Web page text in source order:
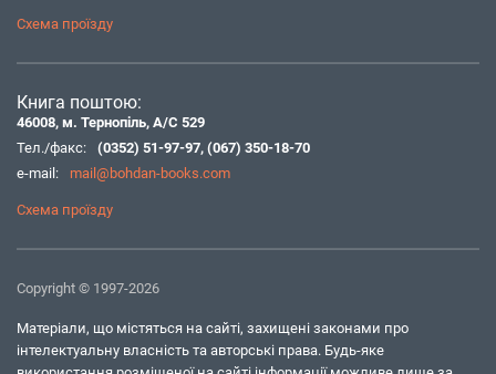
Схема проїзду
Книга поштою:
46008, м. Тернопіль, А/С 529
Тел./факс:
(0352) 51-97-97, (067) 350-18-70
e-mail:
mail@bohdan-books.com
Схема проїзду
Copyright © 1997-2026
Матеріали, що містяться на сайті, захищені законами про
інтелектуальну власність та авторські права. Будь-яке